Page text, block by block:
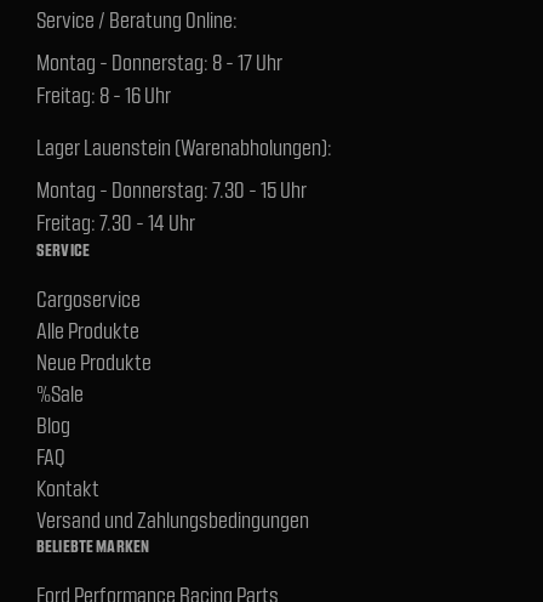
Service / Beratung Online:
Montag - Donnerstag: 8 - 17 Uhr
Freitag: 8 - 16 Uhr
Lager Lauenstein (Warenabholungen):
Montag - Donnerstag: 7.30 - 15 Uhr
Freitag: 7.30 - 14 Uhr
SERVICE
Cargoservice
Alle Produkte
Neue Produkte
%Sale
Blog
FAQ
Kontakt
Versand und Zahlungsbedingungen
BELIEBTE MARKEN
Ford Performance Racing Parts